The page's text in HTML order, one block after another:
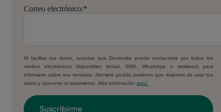
Correo electrónico:*
Al facilitar tus datos, aceptas que Doctoralia pueda contactarte por todos los
medios electrónicos disponibles (email, SMS, WhatsApp o similares) para
informarte sobre sus servicios. Siempre podrás pedirnos que dejemos de usar tus
datos y oponerte al tratamiento. Más información aquí.